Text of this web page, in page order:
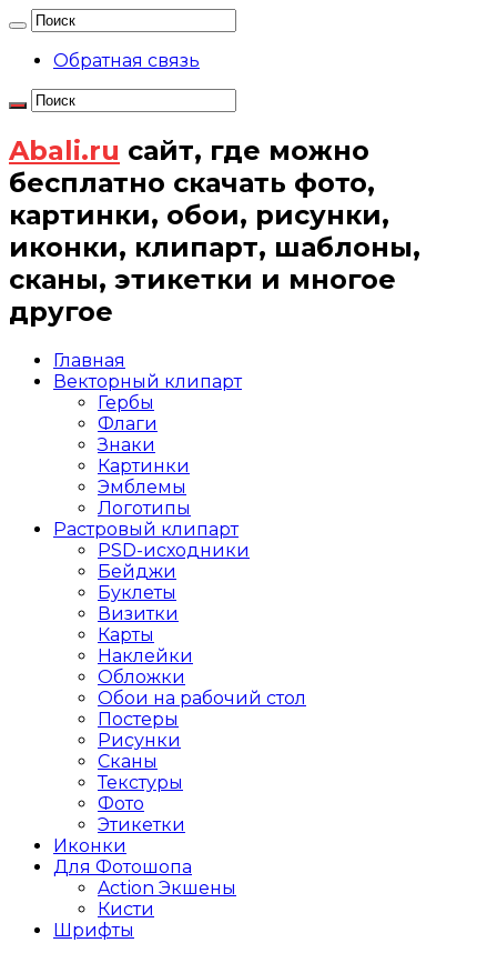
Обратная связь
Abali.ru сайт, где можно
бесплатно скачать фото,
картинки, обои, рисунки,
иконки, клипарт, шаблоны,
сканы, этикетки и многое
другое
Главная
Векторный клипарт
Гербы
Флаги
Знаки
Картинки
Эмблемы
Логотипы
Растровый клипарт
PSD-исходники
Бейджи
Буклеты
Визитки
Карты
Наклейки
Обложки
Обои на рабочий стол
Постеры
Рисунки
Сканы
Текстуры
Фото
Этикетки
Иконки
Для Фотошопа
Action Экшены
Кисти
Шрифты